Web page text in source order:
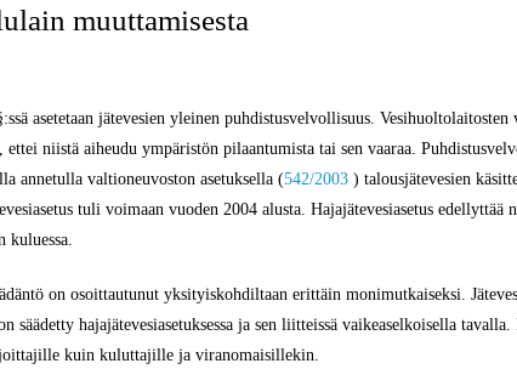
muuttamisesta
asetetaan jätevesien yleinen puhdistusvelvollisuus.
niistä aiheudu ympäristön pilaantumista tai sen vaaraa.
annetulla valtioneuvoston asetuksella (542/2003 ) talousjätevesien
tuli voimaan vuoden 2004 alusta. Hajajätevesiasetus edellyttää
kuluessa.
on osoittautunut yksityiskohdiltaan erittäin monimutkaiseksi.
säädetty hajajätevesiasetuksessa ja sen liitteissä vaikeaselkoisella
kuin kuluttajille ja viranomaisillekin.